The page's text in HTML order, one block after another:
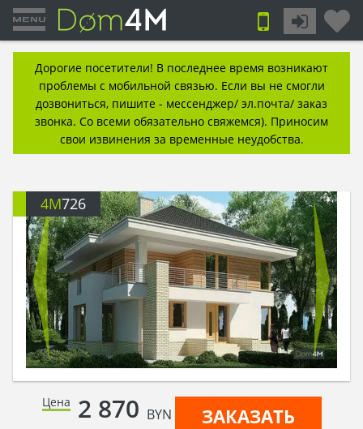
Дорогие посетители! В последнее время возникают
проблемы с мобильной связью. Если вы не смогли
дозвониться, пишите - мессенджер/ эл.почта/ заказ
звонка. Со всеми обязательно свяжемся). Приносим
свои извинения за временные неудобства.
4M726
Цена 2 870 BYN
ЗАКАЗАТЬ